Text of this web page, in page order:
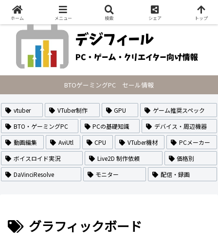
PCの最新セール情報・VTuberのなり方や作り方・配信方法を紹介
BTOゲーミングPC セール情報
vtuber VTuber制作 GPU
ゲーム推奨スペック
BTO・ゲーミングPC
PCの基礎知識
デバイス・周辺機器
動画編集
AviUtl CPU VTuber機材
PCメーカー
ボイスロイド実況
Live2D 制作依頼
価格別
DaVinciResolve
モニター 配信・録画
グラフィックボード
ホーム メニュー 検索 シェア トップ